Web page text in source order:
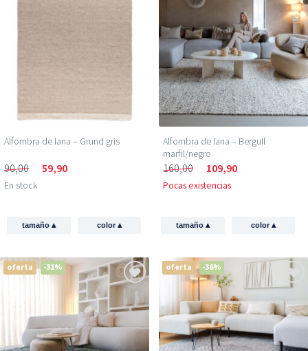
Alfombra de lana – Grund gris
90,00 59,90
En stock
tamaño ▴ color▴
Alfombra de lana – Bergull
marfil/negro
160,00 109,90
Pocas existencias
tamaño ▴ color▴
oferta -31% oferta -36%